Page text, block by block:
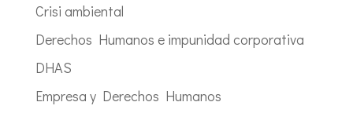
Crisi ambiental
Derechos Humanos e impunidad corporativa
DHAS
Empresa y Derechos Humanos